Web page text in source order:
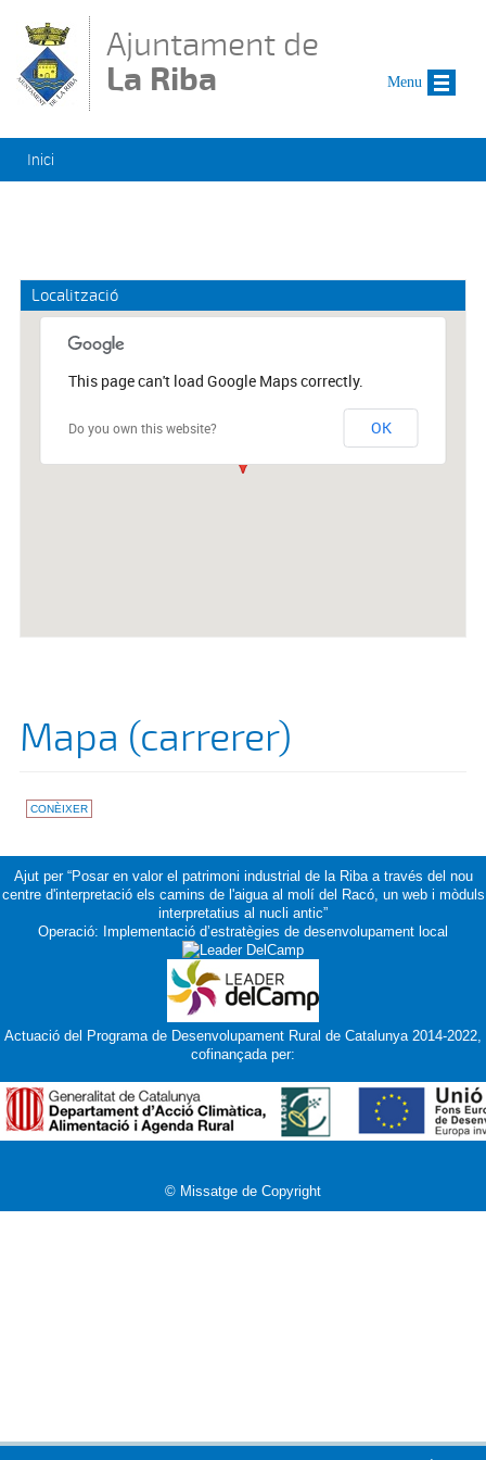
Ajuntament de
La Riba
Esteu aquí
Inici
Localització
This page can't load Google Maps correctly.
Do you own this website? OK
Mapa (carrerer)
CONÈIXER
Ajut per “Posar en valor el patrimoni industrial de la Riba a través del nou
centre d'interpretació els camins de l'aigua al molí del Racó, un web i mòduls
interpretatius al nucli antic”
Operació: Implementació d’estratègies de desenvolupament local
Actuació del Programa de Desenvolupament Rural de Catalunya 2014-2022,
cofinançada per:
© Missatge de Copyright
Menu